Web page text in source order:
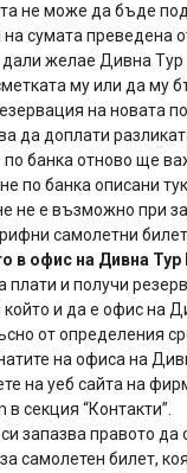
не може да бъде
сумата преведена
дали желае Дивна
му или да му
на новата
да доплати
банка отново ще
по банка описани тук.
не е възможно при
самолетни
в офис на Дивна
плати и получи
който и да е офис на
от определения
на офиса на
на уеб сайта на
секция “Контакти”.
запазва правото да
самолетен билет,